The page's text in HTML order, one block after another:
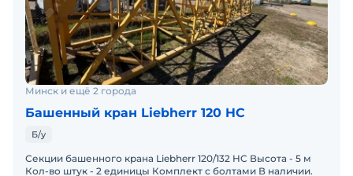
Минск и ещё 2 города
Башенный кран Liebherr 120 HC
Б/у
Секции башенного крана Liebherr 120/132 HC Высота - 5 м
Кол-во штук - 2 единицы Комплект с болтами В наличии.